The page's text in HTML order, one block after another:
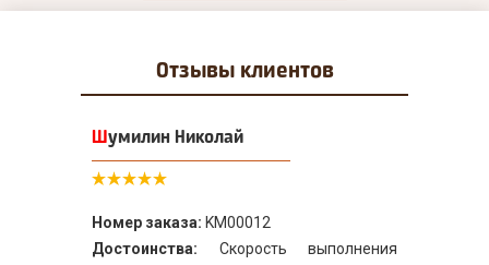
Отзывы клиентов
Шумилин Николай
Номер заказа: KM00012
Достоинства: Скорость выполнения